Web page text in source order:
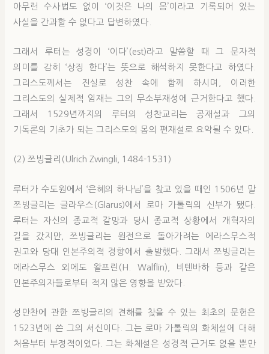
아무런 수사법도 없이 ‘이것은 나의 몸’이라고 기록되어 있는
사실을 간과할 수 없다고 답변하였다.
그래서 루터는 성경이 ‘이다’(est)라고 말씀할 때 그 문자적
의미를 감히 ‘상징 한다’는 뜻으로 해석하지 못한다고 하였다.
그리스도께서는 진실로 성찬 속에 함께 하시며, 이러한
그리스도의 실제적 임재는 그의 무소부재성에 근거한다고 했다.
그래서 1529년까지의 루터의 성찬교리는 공재설과 그의
기독론의 기초가 되는 그리스도의 몸의 편재설로 요약될 수 있다.
(2) 쯔빙글리(Ulrich Zwingli, 1484-1531)
루터가 수도원에서 ‘은혜의 하나님’을 찾고 있을 때인 1506년 말
쯔빙글리는 글라우스(Glarus)에서 로마 가톨릭의 신부가 됐다.
루터는 자신의 종교적 갈망과 당시 종교적 상황에서 개혁자의
길을 갔지만, 쯔빙글리는 원전으로 돌아가려는 에라스무스적
권고와 당대 인본주의적 경향에서 출발했다. 그래서 쯔빙글리는
에라스무스 외에도 왈프린(H. Walflin), 비텐바하 등과 같은
인본주의자들로부터 적지 않은 영향을 받았다.
성만찬에 관한 쯔빙글리의 견해를 찾을 수 있는 최초의 문헌은
1523년에 쓴 그의 서신이다. 그는 로마 가톨릭의 화체설에 대해
처음부터 부정적이었다. 그는 화체설은 성경적 근거도 없을 뿐만